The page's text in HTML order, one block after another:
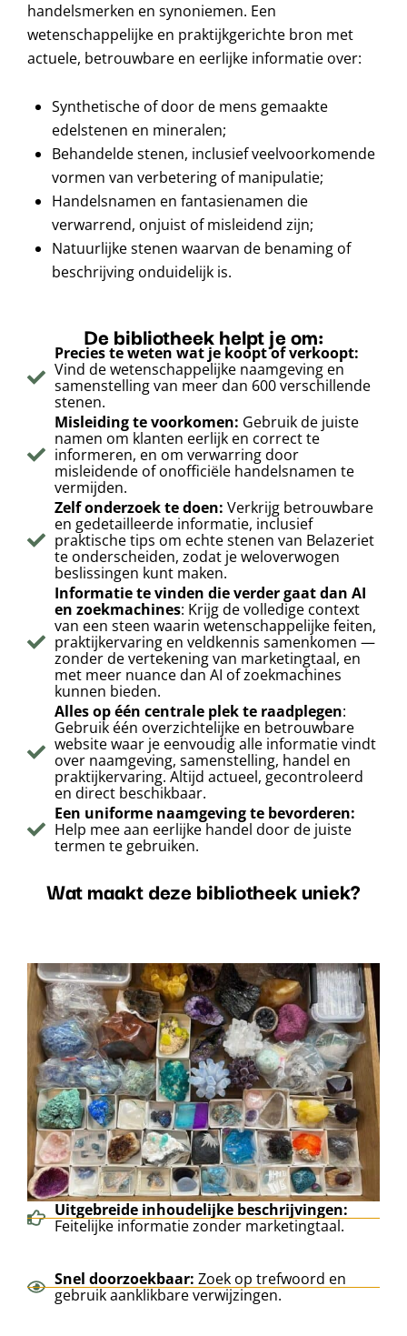
handelsmerken en synoniemen. Een
wetenschappelijke en praktijkgerichte bron met
actuele, betrouwbare en eerlijke informatie over:
Synthetische of door de mens gemaakte
edelstenen en mineralen;
Behandelde stenen, inclusief veelvoorkomende
vormen van verbetering of manipulatie;
Handelsnamen en fantasienamen die
verwarrend, onjuist of misleidend zijn;
Natuurlijke stenen waarvan de benaming of
beschrijving onduidelijk is.
De bibliotheek helpt je om:
Precies te weten wat je koopt of verkoopt:
Vind de wetenschappelijke naamgeving en
samenstelling van meer dan 600 verschillende
stenen.
Misleiding te voorkomen: Gebruik de juiste
namen om klanten eerlijk en correct te
informeren, en om verwarring door
misleidende of onofficiële handelsnamen te
vermijden.
Zelf onderzoek te doen: Verkrijg betrouwbare
en gedetailleerde informatie, inclusief
praktische tips om echte stenen van Belazeriet
te onderscheiden, zodat je weloverwogen
beslissingen kunt maken.
Informatie te vinden die verder gaat dan AI
en zoekmachines: Krijg de volledige context
van een steen waarin wetenschappelijke feiten,
praktijkervaring en veldkennis samenkomen —
zonder de vertekening van marketingtaal, en
met meer nuance dan AI of zoekmachines
kunnen bieden.
Alles op één centrale plek te raadplegen:
Gebruik één overzichtelijke en betrouwbare
website waar je eenvoudig alle informatie vindt
over naamgeving, samenstelling, handel en
praktijkervaring. Altijd actueel, gecontroleerd
en direct beschikbaar.
Een uniforme naamgeving te bevorderen:
Help mee aan eerlijke handel door de juiste
termen te gebruiken.
Wat maakt deze bibliotheek uniek?
Uitgebreide inhoudelijke beschrijvingen:
Feitelijke informatie zonder marketingtaal.
Snel doorzoekbaar: Zoek op trefwoord en
gebruik aanklikbare verwijzingen.